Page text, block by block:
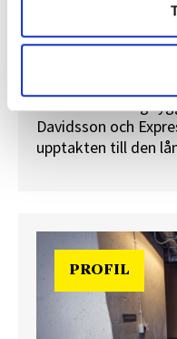
”Valåret
maraton”
En välfylld
Journalisten tog
Davidsson och
upptakten till den
PROFIL